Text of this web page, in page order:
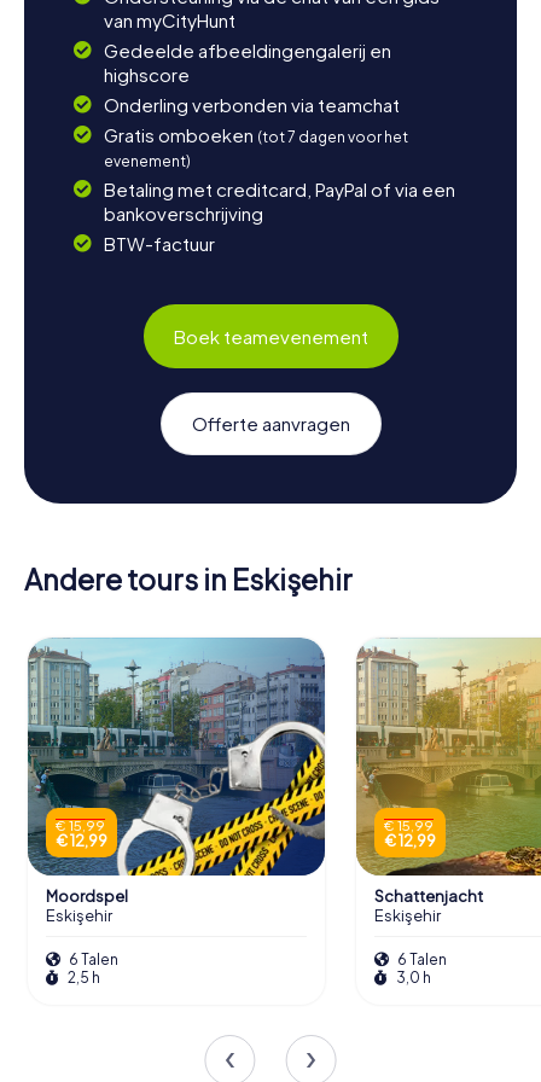
van myCityHunt
Gedeelde afbeeldingengalerij en
highscore
Onderling verbonden via teamchat
Gratis omboeken (tot 7 dagen voor het
evenement)
Betaling met creditcard, PayPal of via een
bankoverschrijving
BTW-factuur
Boek teamevenement
Offerte aanvragen
Andere tours in Eskişehir
€ 15,99
€ 12,99
Moordspel
Eskişehir
6 Talen
2,5 h
€ 15,99
€ 12,99
Schattenjacht
Eskişehir
6 Talen
3,0 h